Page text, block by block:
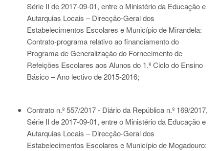
Série II de 2017-09-01, entre o Ministério da Educação e
Autarquias Locais – Direcção-Geral dos
Estabelecimentos Escolares e Município de Mirandela:
Contrato-programa relativo ao financiamento do
Programa de Generalização do Fornecimento de
Refeições Escolares aos Alunos do 1.º Ciclo do Ensino
Básico – Ano lectivo de 2015-2016;
Contrato n.º 557/2017 - Diário da República n.º 169/2017,
Série II de 2017-09-01, entre o Ministério da Educação e
Autarquias Locais – Direcção-Geral dos
Estabelecimentos Escolares e Município de Mogadouro: